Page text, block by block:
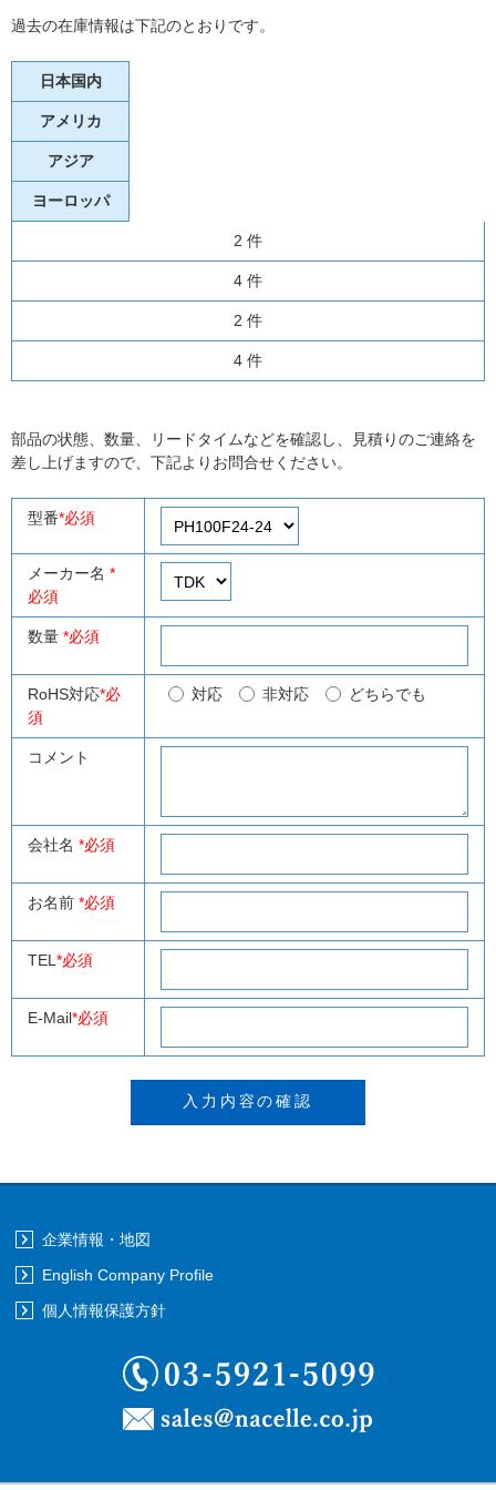
過去の在庫情報は下記のとおりです。
日本国内
アメリカ
アジア
ヨーロッパ
2 件
4 件
2 件
4 件
部品の状態、数量、リードタイムなどを確認し、見積りのご連絡を
差し上げますので、下記よりお問合せください。
型番*必須
メーカー名 *
必須
数量 *必須
RoHS対応*必
須
対応 非対応 どちらでも
コメント
会社名 *必須
お名前 *必須
TEL *必須
E-Mail*必須
企業情報・地図
English Company Profile
個人情報保護方針